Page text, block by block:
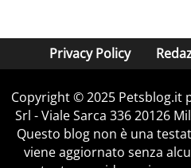
Privacy Policy
Copyright © 2025 Petsblog.it
Srl - Viale Sarca 336 20126
Questo blog non è una
viene aggiornato senza